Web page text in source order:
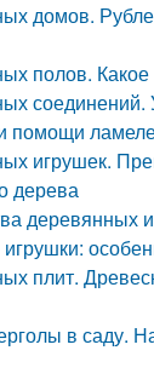
домов.
полов.
соединений.
помощи
игрушек.
дерева
деревянных
плит.
в саду.